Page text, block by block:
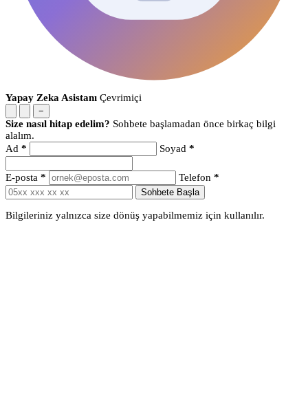
Yapay Zeka Asistanı Çevrimiçi
−
Size nasıl hitap edelim? Sohbete başlamadan önce birkaç bilgi
alalım.
Ad * Soyad *
E-posta * Telefon *
Sohbete Başla
Bilgileriniz yalnızca size dönüş yapabilmemiz için kullanılır.